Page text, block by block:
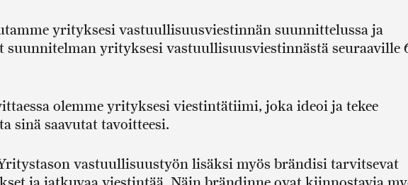
yrityksesi vastuullisuusviestinnän suunnittelussa ja
suunnitelman yrityksesi vastuullisuusviestinnästä seuraaville
olemme yrityksesi viestintätiimi, joka ideoi ja tekee
sinä saavutat tavoitteesi.
vastuullisuustyön lisäksi myös brändisi tarvitsevat